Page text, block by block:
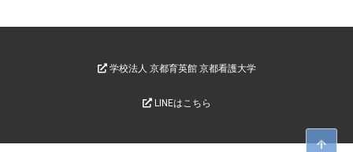
学校法人 京都育英館 京都看護大学
LINEはこちら